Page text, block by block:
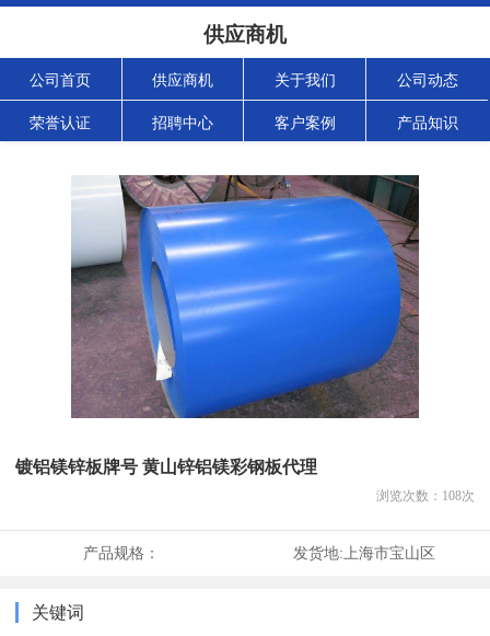
供应商机
公司首页 供应商机 关于我们 公司动态
荣誉认证 招聘中心 客户案例 产品知识
镀铝镁锌板牌号 黄山锌铝镁彩钢板代理
浏览次数： 108次
产品规格： 发货地: 上海市宝山区
关键词